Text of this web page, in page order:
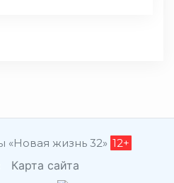
«Новая жизнь 32» 12+
Карта сайта